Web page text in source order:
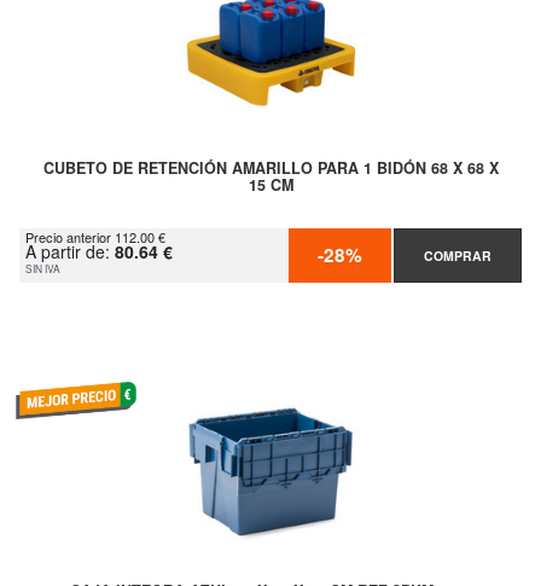
CUBETO DE RETENCIÓN AMARILLO PARA 1 BIDÓN 68 X 68 X
15 CM
Precio anterior 112.00 €
A partir de: 80.64 €
SIN IVA -28% COMPRAR